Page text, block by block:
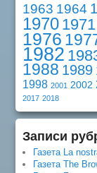
1963 1964
1970 1971
1976
1982
1988 1989
1998 2001 2002
2017 2018
Записи
Газета La
Газета The